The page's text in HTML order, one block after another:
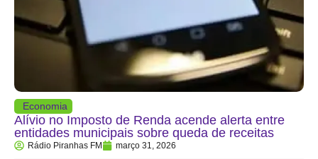
Economia
Alívio no Imposto de Renda acende alerta entre
entidades municipais sobre queda de receitas
Rádio Piranhas FM março 31, 2026